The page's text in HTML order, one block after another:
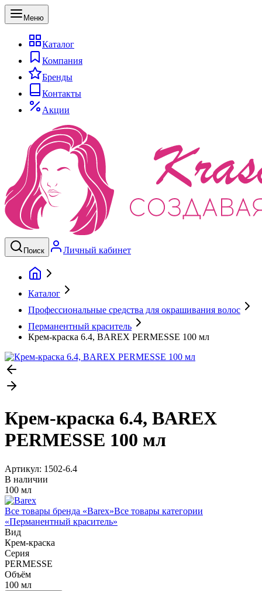
Меню
Каталог
Компания
Бренды
Контакты
Акции
Поиск Личный кабинет
Каталог
Профессиональные средства для окрашивания волос
Перманентный краситель
Крем-краска 6.4, BAREX PERMESSE 100 мл
Крем-краска 6.4, BAREX
PERMESSE 100 мл
Артикул: 1502-6.4
В наличии
100 мл
Все товары бренда «Barex»Все товары категории
«Перманентный краситель»
Вид
Крем-краска
Серия
PERMESSE
Объём
100 мл